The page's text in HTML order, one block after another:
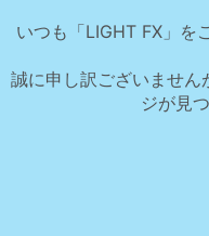
いつも「LIGHT FX」を
誠に申し訳ございませ
ジが見